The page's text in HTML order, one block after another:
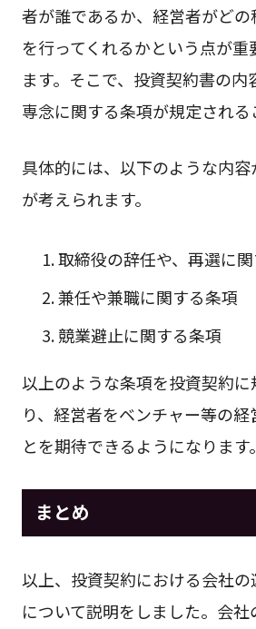
者が誰であるか、経営者がど
を行ってくれるかという点が重
ます。そこで、投資契約書の内
専念に関する条項が規定される
具体的には、以下のような内
が考えられます。
取締役の辞任や、再選に
兼任や兼職に関する条項
競業避止に関する条項
以上のような条項を投資契約に
り、経営者をベンチャー等の
とを期待できるようになります。
まとめ
以上、投資契約における会社
について説明をしました。会